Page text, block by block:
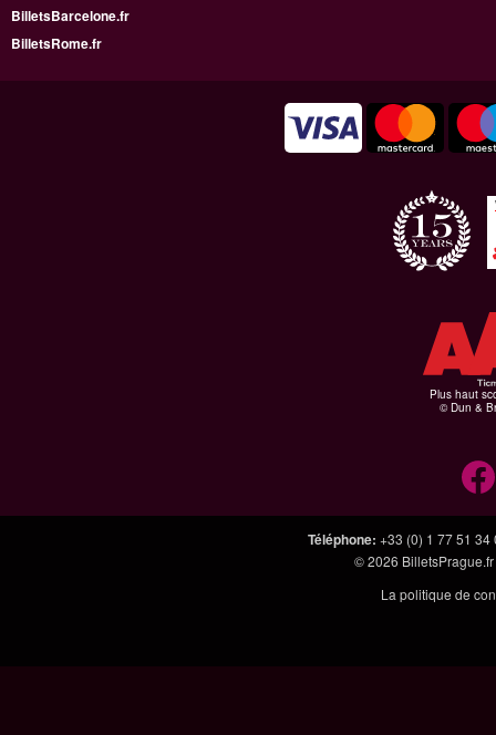
BilletsBarcelone.fr
BilletsRome.fr
Plus haut
© Dun &
Téléphone: +33 (0) 1 77 51 34
© 2026 BilletsPrague.fr
La politique de